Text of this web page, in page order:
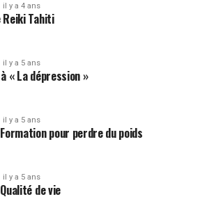
il y a 4 ans
Reiki Tahiti
il y a 5 ans
« La dépression »
il y a 5 ans
pour perdre du poids
il y a 5 ans
de vie